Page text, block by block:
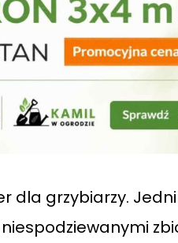
dla grzybiarzy.